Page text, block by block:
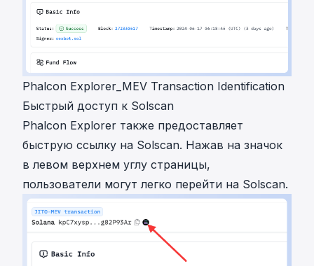
Phalcon Explorer_MEV Transaction Identification
Быстрый доступ к Solscan
Phalcon Explorer также предоставляет
быструю ссылку на Solscan. Нажав на значок
в левом верхнем углу страницы,
пользователи могут легко перейти на Solscan.